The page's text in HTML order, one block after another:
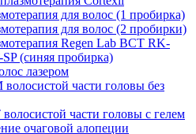
для волос (1 пробирка)
для волос (2 пробирки)
Regen Lab BCT RK-
(синяя пробирка)
лазером
части головы без
части головы с гелем
очаговой алопеции